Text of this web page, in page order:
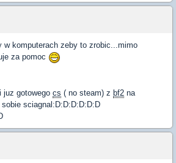
w komputerach zeby to zrobic...mimo
za pomoc
juz gotowego cs ( no steam) z bf2 na
sciagnal:D:D:D:D:D:D